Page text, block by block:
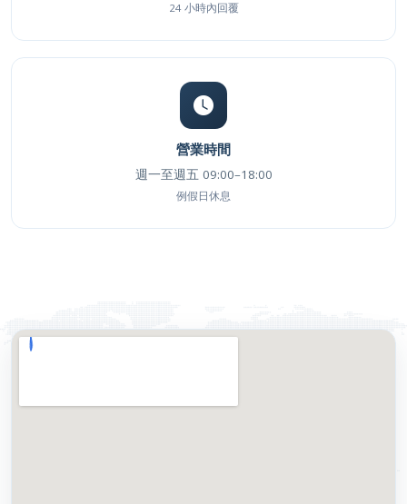
24 小時內回覆
營業時間
週一至週五 09:00–18:00
例假日休息